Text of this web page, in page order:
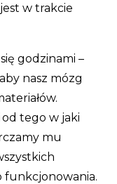
w trakcie
godzinami –
nasz mózg
od tego w jaki
mu
funkcjonowania.